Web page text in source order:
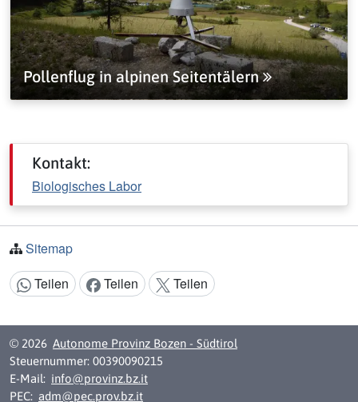
Pollenflug in alpinen Seitentälern
Kontakt:
Biologisches Labor
Sitemap
Inhalt teilen:
Teilen Teilen Teilen
© 2026 Autonome Provinz Bozen - Südtirol
Steuernummer: 00390090215
E-Mail: info@provinz.bz.it
PEC: adm@pec.prov.bz.it